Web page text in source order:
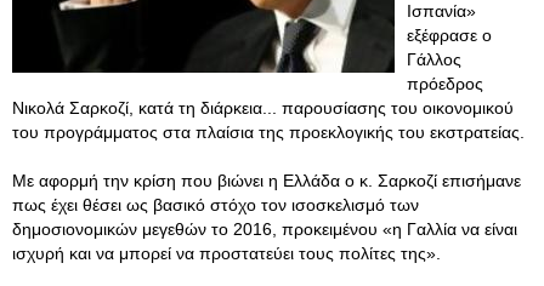
Ισπανία»
εξέφρασε ο
Γάλλος
πρόεδρος
Νικολά Σαρκοζί, κατά τη διάρκεια... παρουσίασης του οικονομικού
του προγράμματος στα πλαίσια της προεκλογικής του εκστρατείας.
Με αφορμή την κρίση που βιώνει η Ελλάδα ο κ. Σαρκοζί επισήμανε
πως έχει θέσει ως βασικό στόχο τον ισοσκελισμό των
δημοσιονομικών μεγεθών το 2016, προκειμένου «η Γαλλία να είναι
ισχυρή και να μπορεί να προστατεύει τους πολίτες της».